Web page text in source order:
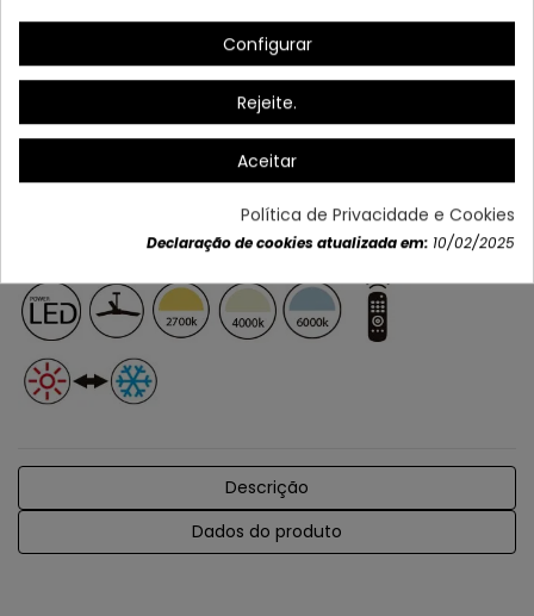
Lâmpada: LED 18W
Cor do diodo emissor de luz: 6000K/4000K72700K
Entrada potencial: 230V/50Hz
Incluído
*Inclui também receptor e suporte de parede
Descrição
Dados do produto
Configurar
Rejeite.
Aceitar
Política de Privacidade e Cookies
Declaração de cookies atualizada em: 10/02/2025